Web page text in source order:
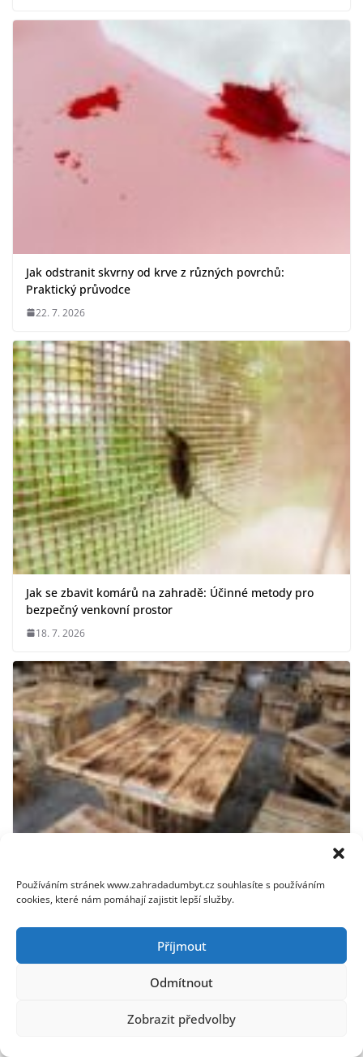
Používáním stránek www.zahradadumbyt.cz souhlasíte s používáním
cookies, které nám pomáhají zajistit lepší služby.
Příjmout
Odmítnout
Zobrazit předvolby
Jak odstranit skvrny od krve z různých povrchů:
Praktický průvodce
22. 7. 2026
Jak se zbavit komárů na zahradě: Účinné metody pro
bezpečný venkovní prostor
18. 7. 2026